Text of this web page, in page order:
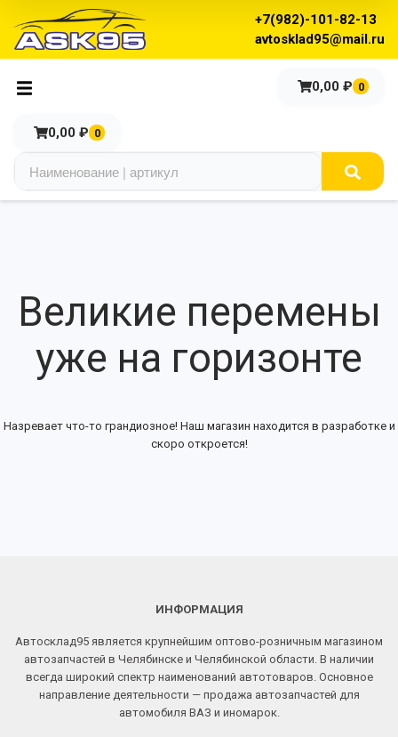
+7(982)-101-82-13
avtosklad95@mail.ru
0,00 ₽ 0
0,00 ₽ 0
Великие перемены
уже на горизонте
Назревает что-то грандиозное! Наш магазин находится в разработке и
скоро откроется!
ИНФОРМАЦИЯ
Автосклад95 является крупнейшим оптово-розничным магазином
автозапчастей в Челябинске и Челябинской области. В наличии
всегда широкий спектр наименований автотоваров. Основное
направление деятельности — продажа автозапчастей для
автомобиля ВАЗ и иномарок.